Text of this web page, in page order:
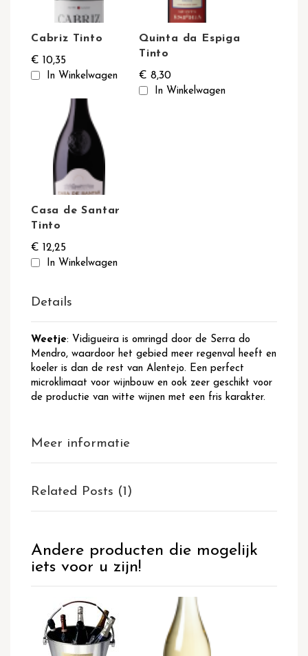
Details
Weetje: Vidigueira is omringd door de Serra do
Mendro, waardoor het gebied meer regenval heeft en
koeler is dan de rest van Alentejo. Een perfect
microklimaat voor wijnbouw en ook zeer geschikt voor
de productie van witte wijnen met een fris karakter.
Meer informatie
Related Posts (1)
Andere producten die mogelijk
iets voor u zijn!
Cabriz Tinto
€ 10,35
In Winkelwagen
Quinta da Espiga
Tinto
€ 8,30
In Winkelwagen
Casa de Santar
Tinto
€ 12,25
In Winkelwagen